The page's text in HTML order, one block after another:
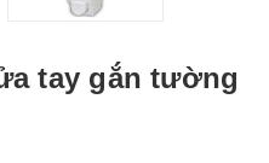
tay gắn tường